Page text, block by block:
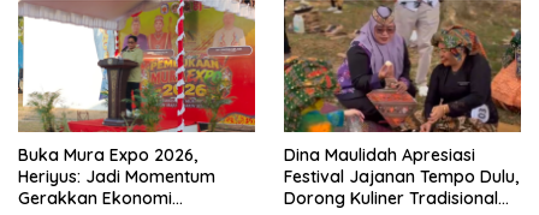
Buka Mura Expo 2026,
Heriyus: Jadi Momentum
Gerakkan Ekonomi
Dina Maulidah Apresiasi
Festival Jajanan Tempo Dulu,
Dorong Kuliner Tradisional